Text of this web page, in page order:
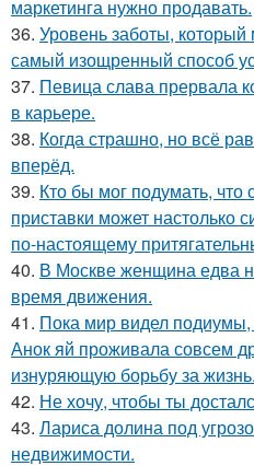
маркетинга нужно продавать.
36. Уровень заботы,
самый изощренный способ
37. Певица слава прервала
в карьере.
38. Когда страшно, но всё
вперёд.
39. Кто бы мог подумать, что
приставки может настолько
по-настоящему
40. В Москве женщина едва
время движения.
41. Пока мир видел подиумы,
Анок яй проживала совсем
изнуряющую борьбу за жизнь.
42. Не хочу, чтобы ты
43. Лариса долина под
недвижимости.